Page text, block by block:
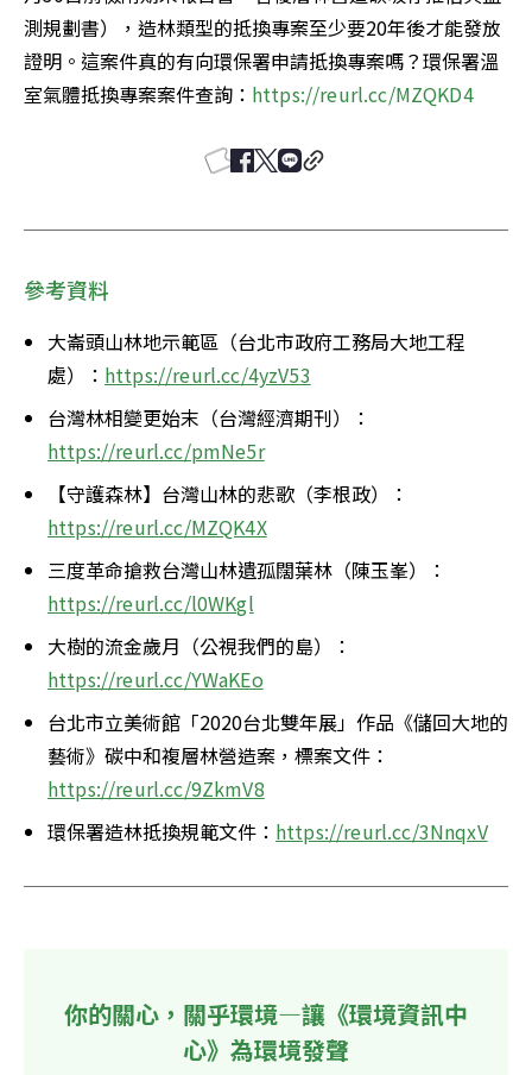
測規劃書），造林類型的抵換專案至少要20年後才能發放
證明。這案件真的有向環保署申請抵換專案嗎？環保署溫
室氣體抵換專案案件查詢： https://reurl.cc/MZQKD4
參考資料
大崙頭山林地示範區（台北市政府工務局大地工程
處）： https://reurl.cc/4yzV53
台灣林相變更始末（台灣經濟期刊）：
https://reurl.cc/pmNe5r
【守護森林】台灣山林的悲歌（李根政）：
https://reurl.cc/MZQK4X
三度革命搶救台灣山林遺孤闊葉林（陳玉峯）：
https://reurl.cc/l0WKgl
大樹的流金歲月（公視我們的島）：
https://reurl.cc/YWaKEo
台北市立美術館「2020台北雙年展」作品《儲回大地的
藝術》碳中和複層林營造案，標案文件：
https://reurl.cc/9ZkmV8
環保署造林抵換規範文件： https://reurl.cc/3NnqxV
你的關心，關乎環境—讓《環境資訊中
心》為環境發聲